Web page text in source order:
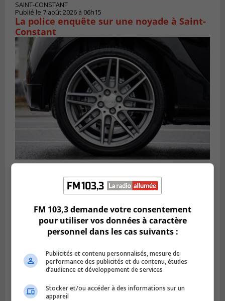
SAINT-CONSTANT
Publié le 7 août 2026 à 06h15
La police enquête sur une noyade à Saint-
Constant
LONGUEUIL
Des jeunes ciblent la Montérégie pour
le Défi écrou de roue
FM 103,3 demande votre consentement
pour utiliser vos données à caractère
personnel dans les cas suivants :
Publicités et contenu personnalisés, mesure de
performance des publicités et du contenu, études
d’audience et développement de services
Stocker et/ou accéder à des informations sur un
appareil